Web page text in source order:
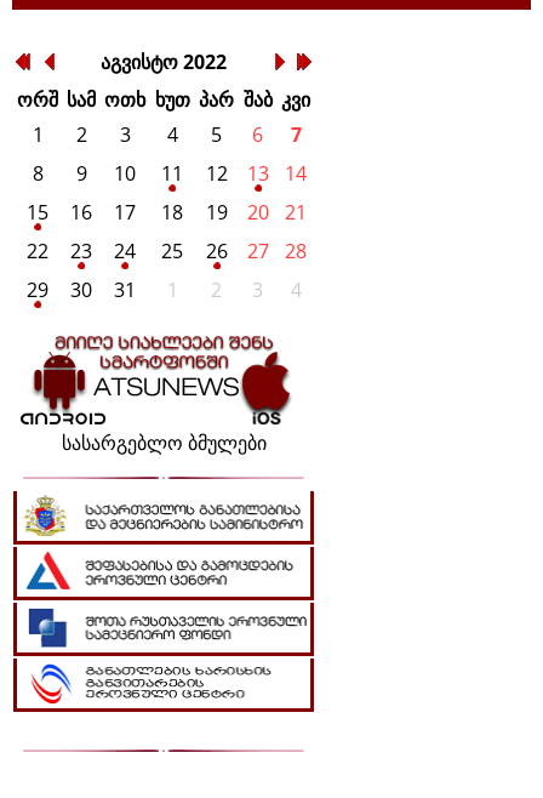
აგვისტო2022
ორშ სამ ოთხ ხუთ პარ შაბ კვი
1
2 3 4 5 6
7
8
9 10 11 12 13
14
15
16 17 18 19 20
21
22
23 24 25 26 27
28
29
30 31 1 2 3 4
სასარგებლო ბმულები